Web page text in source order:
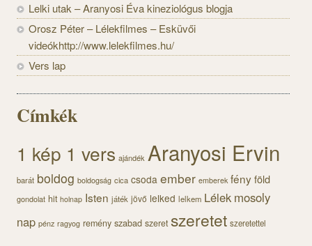
Lelki utak – Aranyosi Éva kineziológus blogja
Orosz Péter – Lélekfilmes – Esküvői
videókhttp://www.lelekfilmes.hu/
Vers lap
Címkék
1 kép 1 vers ajándék Aranyosi Ervin
barát boldog boldogság cica csoda ember emberek fényföld
gondolat hit holnap Isten játék jövő lelked lelkem Lélek mosoly
nap pénz ragyog remény szabad szeret szeretet szeretettel